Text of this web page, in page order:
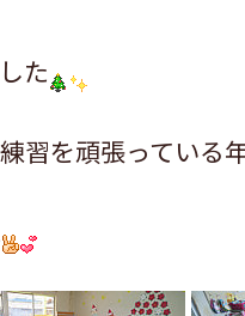
た
習を頑張っている